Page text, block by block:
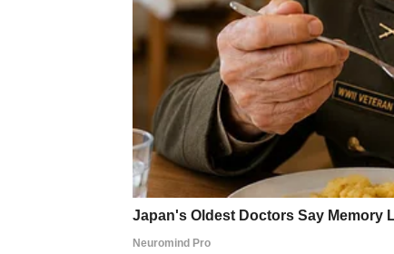
često ih se može naći u kuhinjama, osobito
im donosi veliko zadovoljstvo.
Uklanjanje ovih otpornih insekata
preživljavanja, sposobni su izdržati cijelu
do dva mjeseca, što znači da čak i nakon
moramo ostati na oprezu, jer bismo se
izlijeganja.
Kako biste smanjili šanse zaraze srebrnom
Brzo riješite problem prekomjerne vlage u